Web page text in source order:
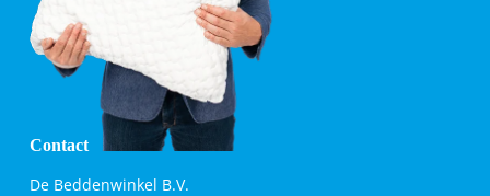
Contact
De Beddenwinkel B.V.